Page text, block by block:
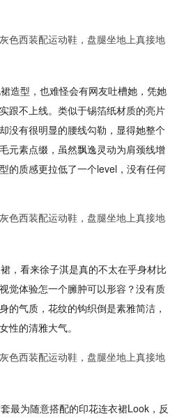
造型，也难怪会有网友吐槽她，凭她
跟不上线。类似于锡箔纸材质的亮片
没有很明显的腰线勾勒，显得她整个
元素点缀，虽然飘逸灵动为肩颈线增
的质感更拉低了一个level，没有任何
，看来徐子淇是真的不太在乎身材比
觉体验怎一个臃肿可以形容？没有质
的气质，花纹的钩织倒是素雅简洁，
性的清雅大气。
最为随意搭配的印花连衣裙Look，反